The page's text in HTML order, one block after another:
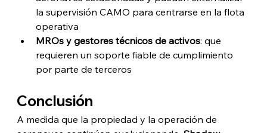
la supervisión CAMO para centrarse en la flota
operativa
MROs y gestores técnicos de activos: que
requieren un soporte fiable de cumplimiento
por parte de terceros
Conclusión
A medida que la propiedad y la operación de